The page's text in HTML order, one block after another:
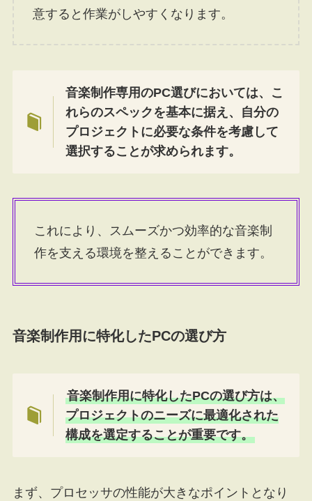
意すると作業がしやすくなります。
音楽制作専用のPC選びにおいては、こ
れらのスペックを基本に据え、自分の
プロジェクトに必要な条件を考慮して
選択することが求められます。
これにより、スムーズかつ効率的な音楽制
作を支える環境を整えることができます。
音楽制作用に特化したPCの選び方
音楽制作用に特化したPCの選び方は、
プロジェクトのニーズに最適化された
構成を選定することが重要です。
まず、プロセッサの性能が大きなポイントとなり